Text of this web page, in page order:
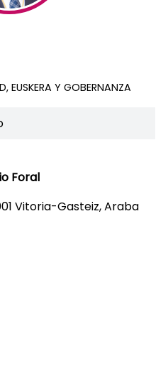
EUSKERA Y GOBERNANZA
Foral
Vitoria-Gasteiz, Araba